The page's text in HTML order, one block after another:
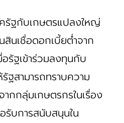
รัฐกับเกษตรแปลงใหญ่
นเชื่อดอกเบี้ยต่ำจาก
รัฐเข้าร่วมลงทุนกับ
ฐสามารถทราบความ
กกลุ่มเกษตรกรในเรื่อง
รับการสนับสนุนใน